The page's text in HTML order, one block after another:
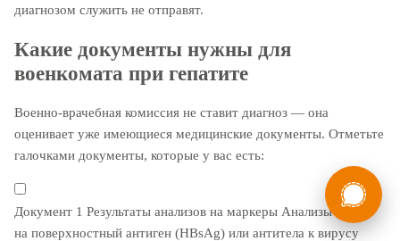
диагнозом служить не отправят.
Какие документы нужны для
военкомата при гепатите
Военно-врачебная комиссия не ставит диагноз — она
оценивает уже имеющиеся медицинские документы. Отметьте
галочками документы, которые у вас есть:
Документ 1 Результаты анализов на маркеры Анализы крови
на поверхностный антиген (HBsAg) или антитела к вирусу
Бесплатная
консультация
8 (800) 775-35-89